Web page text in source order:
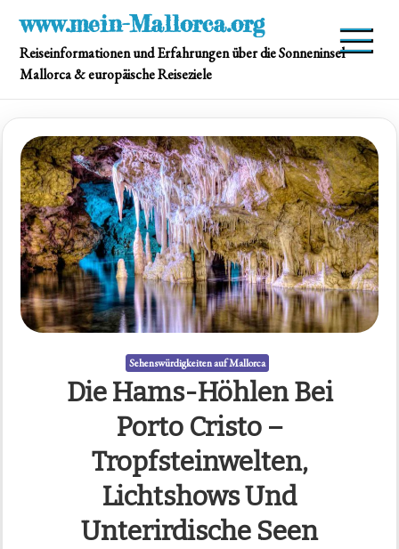
content
www.mein-Mallorca.org
Reiseinformationen und Erfahrungen über die Sonneninsel
Mallorca & europäische Reiseziele
Sehenswürdigkeiten auf Mallorca
Die Hams-Höhlen Bei
Porto Cristo –
Tropfsteinwelten,
Lichtshows Und
Unterirdische Seen